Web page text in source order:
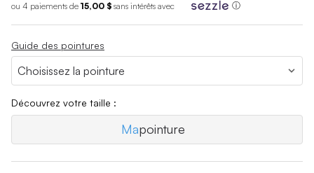
ou 4 paiements de 15,00 $ sans intérêts avec ⓘ
Guide des pointures
Découvrez votre taille :
Mapointure